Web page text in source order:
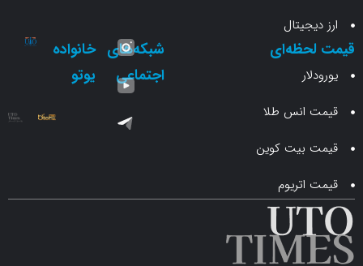
انس طلا
بیت کوین
شبکه‌های خانواده
یوتو